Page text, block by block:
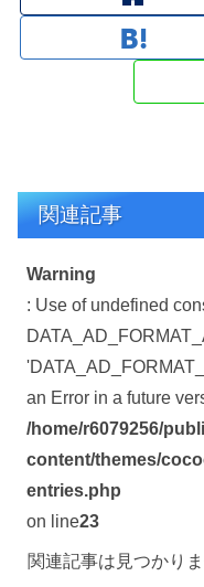
関連記事
Warning
: Use of undefined
an Error in a future
/home/r6079256/
content/themes/
entries.php
on line23
関連記事は見つかりま